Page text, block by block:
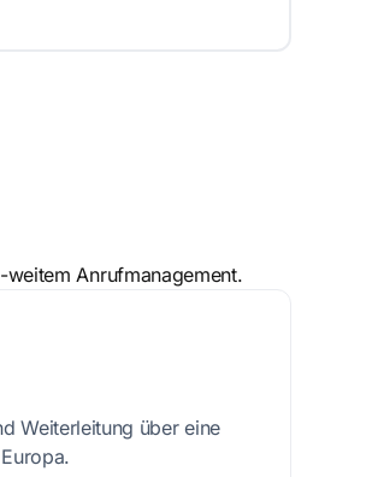
Anrufmanagement.
Weiterleitung über eine